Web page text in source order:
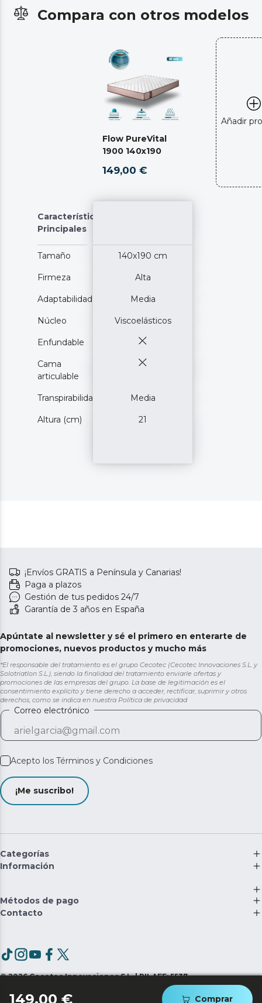
149,00 € Comprar
Compara con otros modelos
Flow PureVital
1900 140x190
149,00 €
Añadir
Características
Principales
Tamaño 140x190 cm
Firmeza Alta
Adaptabilidad Media
Núcleo Viscoelásticos
Enfundable
Cama
articulable
Transpirabilidad Media
Altura (cm) 21
¡Envíos GRATIS a Península y Canarias!
Paga a plazos
Gestión de tus pedidos 24/7
Garantía de 3 años en España
Apúntate al newsletter y sé el primero en enterarte de
promociones, nuevos productos y mucho más
*El responsable del tratamiento es el grupo Cecotec (Cecotec Innovaciones S.L. y
Solotriatlon S.L.), siendo la finalidad del tratamiento enviarle ofertas y
promociones de las empresas del grupo. La base de legitimación es el
consentimiento explícito y tiene derecho a acceder, rectificar, suprimir y otros
derechos, como se indica en nuestra Política de privacidad
Correo electrónico
Acepto los Términos y Condiciones
¡Me suscribo!
Categorías
Información
Métodos de pago
Contacto
©2026 Cecotec Innovaciones S.L. | RII-AEE: 5537